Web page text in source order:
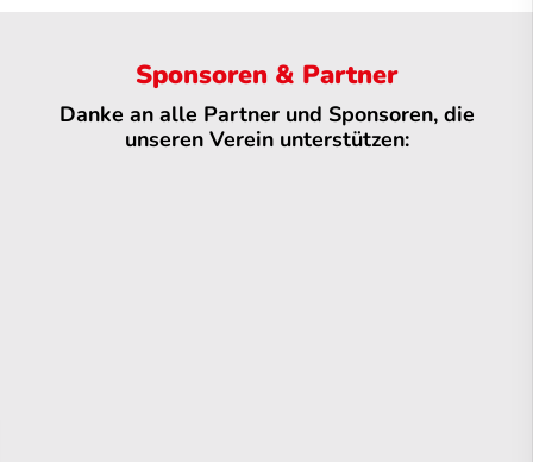
Sponsoren & Partner
Danke an alle Partner und Sponsoren, die
unseren Verein unterstützen: